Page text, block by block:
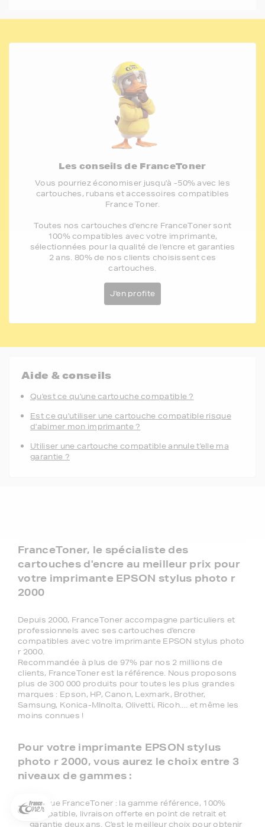
Les conseils de FranceToner
Vous pourriez économiser jusqu'à -50% avec les
cartouches, rubans et accessoires compatibles
France Toner.
Toutes nos cartouches d'encre FranceToner sont
100% compatibles avec votre imprimante,
sélectionnées pour la qualité de l'encre et garanties
2 ans. 80% de nos clients choisissent ces
cartouches.
J'en profite
Aide & conseils
Qu'est ce qu'une cartouche compatible ?
Est ce qu'utiliser une cartouche compatible risque
d'abimer mon imprimante ?
Utiliser une cartouche compatible annule t'elle ma
garantie ?
FranceToner, le spécialiste des
cartouches d'encre au meilleur prix pour
votre imprimante EPSON stylus photo r
2000
Depuis 2000, FranceToner accompagne particuliers et
professionnels avec ses cartouches d'encre
compatibles avec votre imprimante EPSON stylus photo
r 2000.
Recommandée à plus de 97% par nos 2 millions de
clients, FranceToner est la référence. Nous proposons
plus de 300 000 produits pour toutes les plus grandes
marques : Epson, HP, Canon, Lexmark, Brother,
Samsung, Konica-MInolta, Olivetti, Ricoh.... et même les
moins connues !
Pour votre imprimante EPSON stylus
photo r 2000, vous aurez le choix entre 3
niveaux de gammes :
Marque FranceToner : la gamme référence, 100%
compatible, livraison offerte en point de retrait et
garantie deux ans. C'est le meilleur choix pour obtenir
commande !
d’une remise de 5€
commande * !